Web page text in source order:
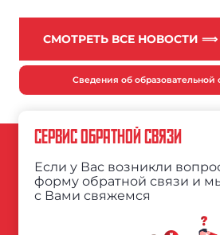
СМОТРЕТЬ ВСЕ НОВОСТИ ⟹
Сведения об образовательной
СЕРВИС ОБРАТНОЙ СВЯЗИ
Если у Вас возникли
форму обратной связи и
с Вами свяжемся